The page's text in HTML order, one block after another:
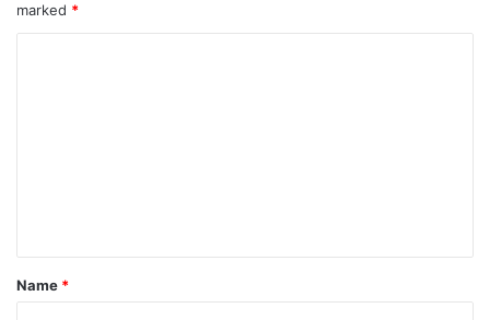
marked *
*
Name *